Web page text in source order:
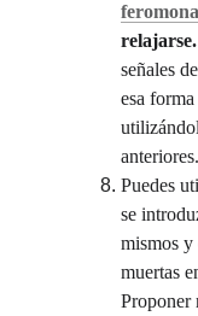
feromona
relajarse.
señales
esa
anteriores.
Puedes
se
mismos y
muertas
Proponer